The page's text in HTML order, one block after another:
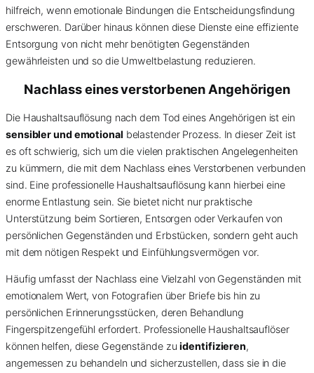
hilfreich, wenn emotionale Bindungen die Entscheidungsfindung
erschweren. Darüber hinaus können diese Dienste eine effiziente
Entsorgung von nicht mehr benötigten Gegenständen
gewährleisten und so die Umweltbelastung reduzieren.
Nachlass eines verstorbenen Angehörigen
Die Haushaltsauflösung nach dem Tod eines Angehörigen ist ein
sensibler und emotional belastender Prozess. In dieser Zeit ist
es oft schwierig, sich um die vielen praktischen Angelegenheiten
zu kümmern, die mit dem Nachlass eines Verstorbenen verbunden
sind. Eine professionelle Haushaltsauflösung kann hierbei eine
enorme Entlastung sein. Sie bietet nicht nur praktische
Unterstützung beim Sortieren, Entsorgen oder Verkaufen von
persönlichen Gegenständen und Erbstücken, sondern geht auch
mit dem nötigen Respekt und Einfühlungsvermögen vor.
Häufig umfasst der Nachlass eine Vielzahl von Gegenständen mit
emotionalem Wert, von Fotografien über Briefe bis hin zu
persönlichen Erinnerungsstücken, deren Behandlung
Fingerspitzengefühl erfordert. Professionelle Haushaltsauflöser
können helfen, diese Gegenstände zuidentifizieren,
angemessen zu behandeln und sicherzustellen, dass sie in die